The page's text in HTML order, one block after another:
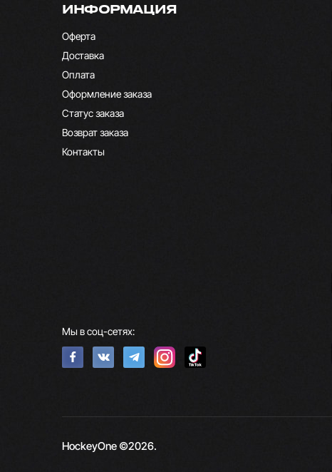
ИНФОРМАЦИЯ
Оферта
Доставка
Оплата
Оформление заказа
Статус заказа
Возврат заказа
Контакты
Мы в соц-сетях:
HockeyOne ©2026.